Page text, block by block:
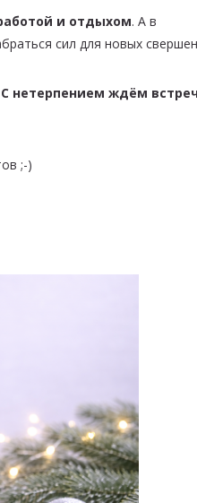
и отдыхом. А в
сил для новых
С нетерпением ждём
;-)